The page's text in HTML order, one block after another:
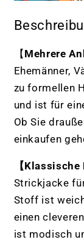
【 Mehrere
Ehemänner,
zu formellen
und ist für
Ob Sie
einkaufen
【
Strickjacke
Stoff ist
einen
ist modisch